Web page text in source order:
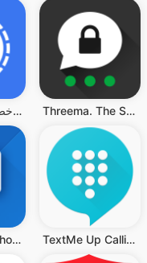
Signal - مِرسال خصوصي Threema. The Secure Messenger
Pulse SMS (Phone/Tablet/Web) TextMe Up Calling & Texts